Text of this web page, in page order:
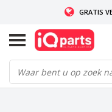
GRATIS
INDIEN VOORRADIG: